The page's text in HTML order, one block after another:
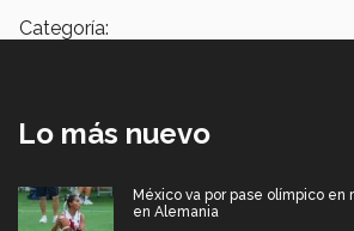
Categoría:
Lo más nuevo
México va por pase olímpico
en Alemania